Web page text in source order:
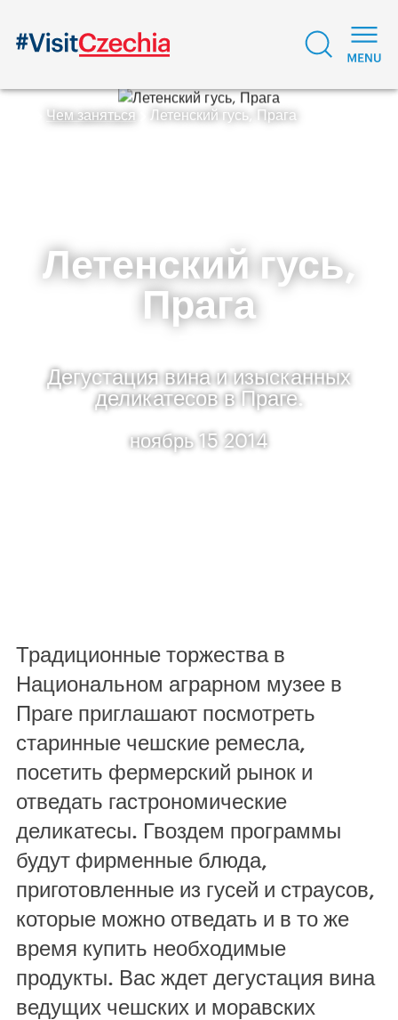
Чем заняться Летенский гусь, Прага
Летенский гусь,
Прага
Дегустация вина и изысканных
деликатесов в Праге.
ноябрь 15 2014
Традиционные торжества в
Национальном аграрном музее в
Праге приглашают посмотреть
старинные чешские ремесла,
посетить фермерский рынок и
отведать гастрономические
деликатесы. Гвоздем программы
будут фирменные блюда,
приготовленные из гусей и страусов,
которые можно отведать и в то же
время купить необходимые
продукты. Вас ждет дегустация вина
ведущих чешских и моравских